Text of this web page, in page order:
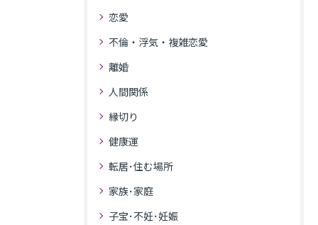
恋愛
不倫・浮気・複雑恋愛
離婚
人間関係
縁切り
健康運
転居･住む場所
家族･家庭
子宝･不妊･妊娠